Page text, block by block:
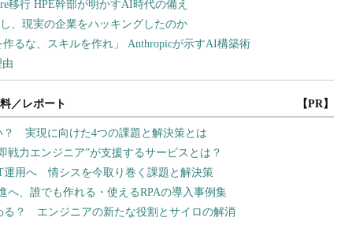
／レポート 【PR】
？ 実現に向けた4つの課題と解決策とは
戦力エンジニア”が支援するサービスとは？
運用へ 情シスを今取り巻く課題と解決策
へ、誰でも作れる・使えるRPAの導入事例集
る？ エンジニアの新たな役割とサイロの解消